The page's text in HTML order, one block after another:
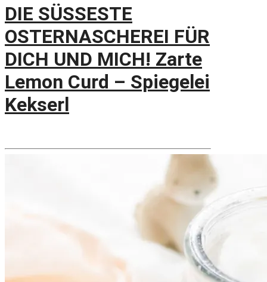
DIE SÜSSESTE
OSTERNASCHEREI FÜR
DICH UND MICH! Zarte
Lemon Curd – Spiegelei
Kekserl